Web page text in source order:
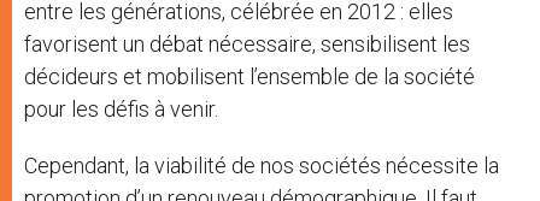
entre les générations, célébrée en 2012 : elles
favorisent un débat nécessaire, sensibilisent les
décideurs et mobilisent l’ensemble de la société
pour les défis à venir.
Cependant, la viabilité de nos sociétés nécessite la